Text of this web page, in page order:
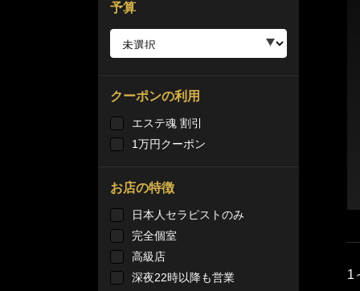
1
予算
クーポンの利用
エステ魂 割引
1万円クーポン
お店の特徴
日本人セラピストのみ
完全個室
高級店
深夜22時以降も営業